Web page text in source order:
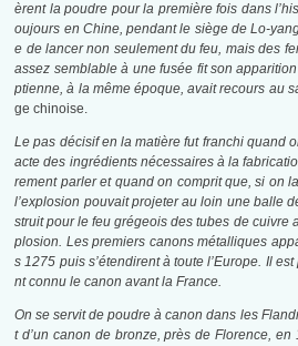
èrent la poudre pour la première fois dans
oujours en Chine, pendant le siège de Lo-
e de lancer non seulement du feu, mais des
assez semblable à une fusée fit son
ptienne, à la même époque, avait recours au
ge chinoise.
Le pas décisif en la matière fut franchi quand
acte des ingrédients nécessaires à la
rement parler et quand on comprit que, si on
l’explosion pouvait projeter au loin une balle
struit pour le feu grégeois des tubes de cuivre
plosion. Les premiers canons métalliques
s 1275 puis s’étendirent à toute l’Europe. Il
nt connu le canon avant la France.
On se servit de poudre à canon dans les
t d’un canon de bronze, près de Florence,